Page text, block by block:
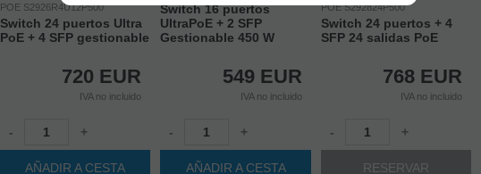
POE S2926R4U12P500
Switch 24 puertos Ultra
PoE + 4 SFP gestionable
720 EUR
IVA no incluido
- +
AÑADIR A CESTA
Switch 16 puertos
UltraPoE + 2 SFP
Gestionable 450 W
549 EUR
IVA no incluido
- +
AÑADIR A CESTA
POE S292824P500
Switch 24 puertos + 4
SFP 24 salidas PoE
768 EUR
IVA no incluido
- +
RESERVAR